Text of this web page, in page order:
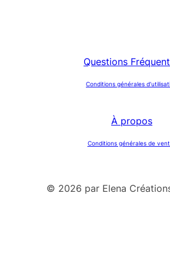
Questions
Conditions générales
À propos
Conditions générales de
© 2026 par Elena